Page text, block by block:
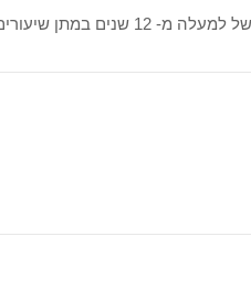
אהלן אני אריאל, מהנדס בוגר הטכניון. ניסיון של למעלה מ-